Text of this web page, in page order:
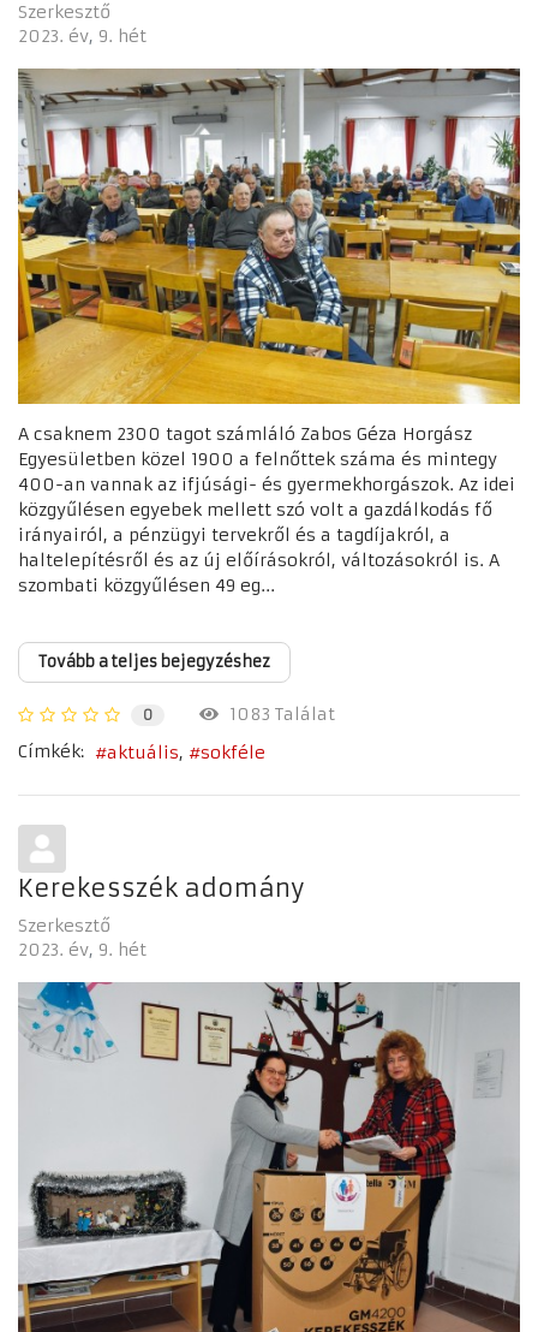
Szerkesztő
2023. év 9. hét
A csaknem 2300 tagot számláló Zabos Géza Horgász
Egyesületben közel 1900 a felnőttek száma és mintegy
400-an vannak az ifjúsági- és gyermekhorgászok. Az idei
közgyűlésen egyebek mellett szó volt a gazdálkodás fő
irányairól, a pénzügyi tervekről és a tagdíjakról, a
haltelepítésről és az új előírásokról, változásokról is. A
szombati közgyűlésen 49 eg...
Tovább a teljes bejegyzéshez
0
1083 Találat
Címkék:
aktuális sokféle
Kerekesszék adomány
Szerkesztő
2023. év 9. hét